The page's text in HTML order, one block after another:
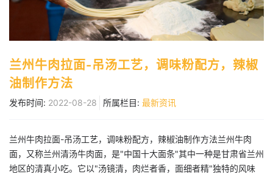
兰州牛肉拉面-吊汤工艺，调味粉配方，辣椒
油制作方法
发布时间: 2022-08-28 所属栏目: 最新资讯
兰州牛肉拉面-吊汤工艺，调味粉配方，辣椒油制作方法兰州牛肉
面，又称兰州清汤牛肉面，是"中国十大面条"其中一种是甘肃省兰州
地区的清真小吃。它以"汤镜清，肉烂者香，面细者精"独特的风味